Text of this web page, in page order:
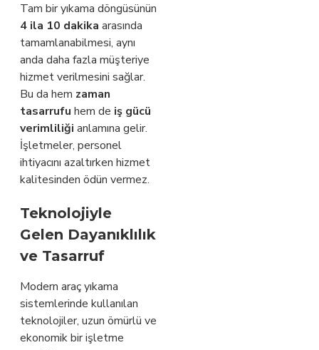
Tam bir yıkama döngüsünün
4 ila 10 dakika arasında
tamamlanabilmesi, aynı
anda daha fazla müşteriye
hizmet verilmesini sağlar.
Bu da hem zaman
tasarrufu hem de iş gücü
verimliliği anlamına gelir.
İşletmeler, personel
ihtiyacını azaltırken hizmet
kalitesinden ödün vermez.
Teknolojiyle
Gelen Dayanıklılık
ve Tasarruf
Modern araç yıkama
sistemlerinde kullanılan
teknolojiler, uzun ömürlü ve
ekonomik bir işletme